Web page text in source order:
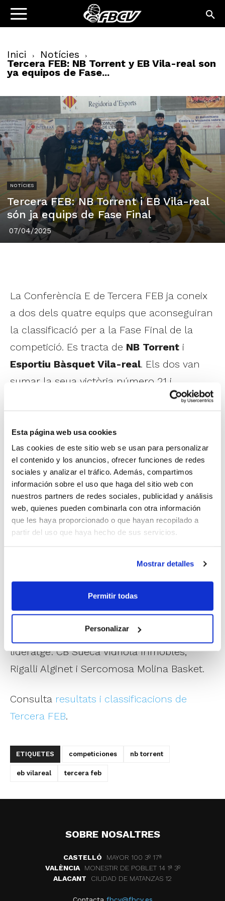
Esta página web usa cookies
Las cookies de este sitio web se usan para personalizar
el contenido y los anuncios, ofrecer funciones de redes
sociales y analizar el tráfico. Además, compartimos
información sobre el uso que haga del sitio web con
nuestros partners de redes sociales, publicidad y análisis
web, quienes pueden combinarla con otra información
que les haya proporcionado o que hayan recopilado a
partir del uso que haya hecho de sus servicios.
Mostrar detalles
Permitir todas
Personalizar
Inici Notícies
Tercera FEB: NB Torrent y EB Vila-real son
ya equipos de Fase...
NOTÍCIES
Tercera FEB: NB Torrent i EB Vila-real
són ja equips de Fase Final
07/04/2025
La Conferència E de Tercera FEB ja coneix
a dos dels quatre equips que aconseguiran
la classificació per a la Fase Final de la
competició. Es tracta de NB Torrent i
Esportiu Bàsquet Vila-real. Els dos van
sumar la seua victòria número 21 i
s'asseguren així matemàticament els dos
véncer al Jovens L'Eliana (75-77) en un
ajustat final, i l'Esportiu Bàsquet Vila-real va
derrotar 76-99 al CB Morvedre arribant als
2.000 punts anotats en la temporada.
Mentres, en el Grup E-B està tot per decidir
amb tres equips empatats a punts pel
lideratge: CB Sueca Vidriola Inmobles,
Rigalli Alginet i Sercomosa Molina Basket.
Consulta resultats i classificacions de
Tercera FEB.
ETIQUETES competiciones nb torrent
eb vilareal tercera feb
SOBRE NOSALTRES
CASTELLÓ
MAYOR 100 3º 17ª
VALÈNCIA
MONESTIR DE POBLET 14 1ª 3º
ALACANT
CIUDAD DE MATANZAS 12